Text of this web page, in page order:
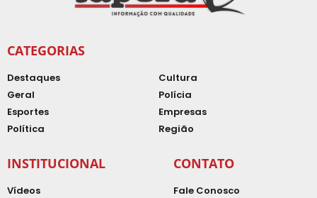
CATEGORIAS
Destaques
Geral
Esportes
Política
Cultura
Polícia
Empresas
Região
INSTITUCIONAL
Vídeos
CONTATO
Fale Conosco